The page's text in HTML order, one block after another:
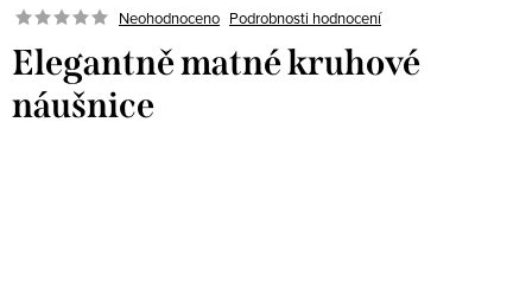
Neohodnoceno Podrobnosti hodnocení
Elegantně matné kruhové
náušnice